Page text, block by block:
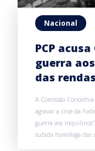
Nacional
PCP
guerra
das
A Comissão
agravar a crise da
guerra aos
subida homóloga das